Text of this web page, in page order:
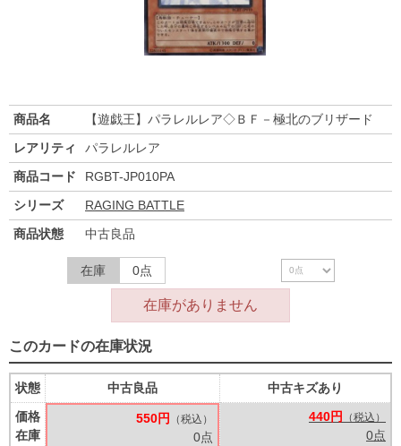
商品名
【遊戯王】パラレルレア◇ＢＦ－極北のブリザード
レアリティ
パラレルレア
商品コード
RGBT-JP010PA
シリーズ
RAGING BATTLE
商品状態
中古良品
在庫 0点
在庫がありません
このカードの在庫状況
状態
価格
在庫
中古良品
550円 （税込）
0点
中古キズあり
440円
（税込）
0点